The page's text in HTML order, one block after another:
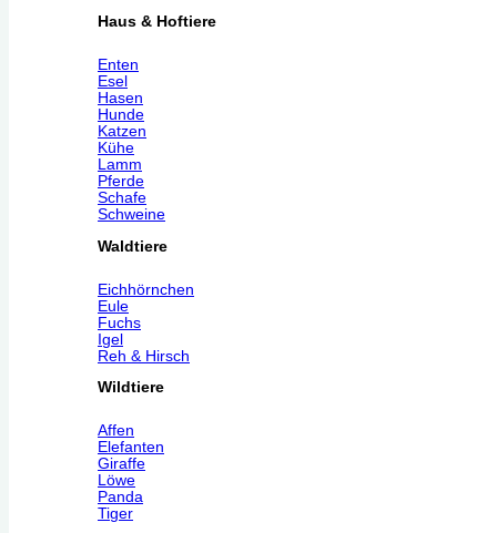
Haus & Hoftiere
Enten
Esel
Hasen
Hunde
Katzen
Kühe
Lamm
Pferde
Schafe
Schweine
Waldtiere
Eichhörnchen
Eule
Fuchs
Igel
Reh & Hirsch
Wildtiere
Affen
Elefanten
Giraffe
Löwe
Panda
Tiger